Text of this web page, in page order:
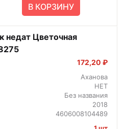
В КОРЗИНУ
недат Цветочная
172,20 ₽
Аханова
НЕТ
Без названия
2018
4606008104489